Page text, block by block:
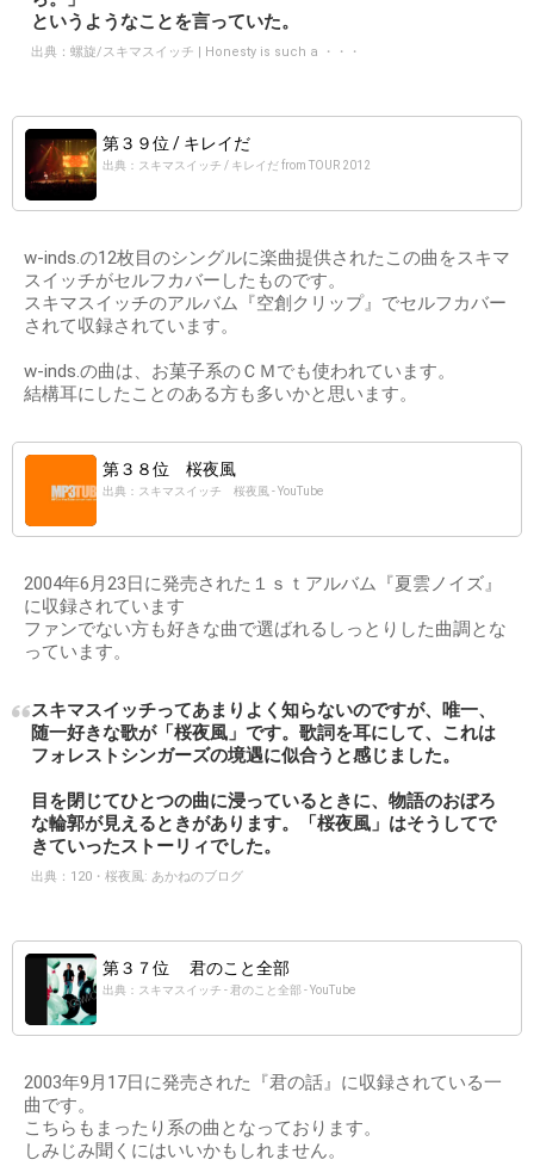
というようなことを言っていた。
出典： 螺旋/スキマスイッチ | Honesty is such a ・・・
第３９位 / キレイだ
出典：スキマスイッチ / キレイだ from TOUR 2012
w-inds.の12枚目のシングルに楽曲提供されたこの曲をスキマ
スイッチがセルフカバーしたものです。
スキマスイッチのアルバム『空創クリップ』でセルフカバー
されて収録されています。
w-inds.の曲は、お菓子系のＣＭでも使われています。
結構耳にしたことのある方も多いかと思います。
第３８位 桜夜風
出典：スキマスイッチ 桜夜風 - YouTube
2004年6月23日に発売された１ｓｔアルバム『夏雲ノイズ』
に収録されています
ファンでない方も好きな曲で選ばれるしっとりした曲調とな
っています。
スキマスイッチってあまりよく知らないのですが、唯一、
随一好きな歌が「桜夜風」です。歌詞を耳にして、これは
フォレストシンガーズの境遇に似合うと感じました。
目を閉じてひとつの曲に浸っているときに、物語のおぼろ
な輪郭が見えるときがあります。「桜夜風」はそうしてで
きていったストーリィでした。
出典： 120・桜夜風: あかねのブログ
第３７位 君のこと全部
出典：スキマスイッチ - 君のこと全部 - YouTube
2003年9月17日に発売された『君の話』に収録されている一
曲です。
こちらもまったり系の曲となっております。
しみじみ聞くにはいいかもしれません。